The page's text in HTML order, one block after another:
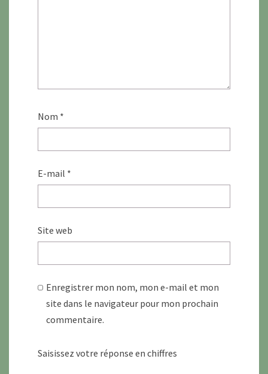
Nom *
E-mail *
Site web
Enregistrer mon nom, mon e-mail et mon
site dans le navigateur pour mon prochain
commentaire.
Saisissez votre réponse en chiffres